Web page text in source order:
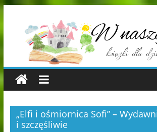
„Elfi i ośmiornica Sofi” –
i szczęśliwie